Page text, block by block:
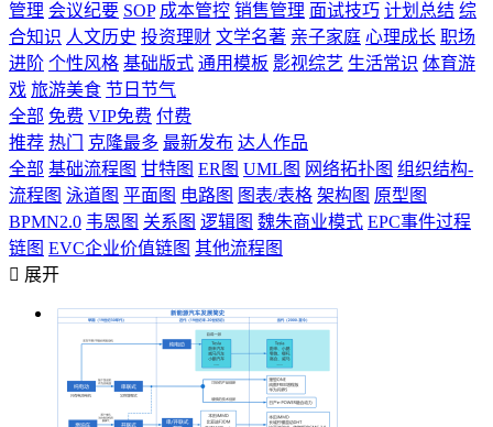
管理 会议纪要 SOP 成本管控 销售管理 面试技巧 计划总结 综
合知识 人文历史 投资理财 文学名著 亲子家庭 心理成长 职场
进阶 个性风格 基础版式 通用模板 影视综艺 生活常识 体育游
戏 旅游美食 节日节气
全部 免费 VIP免费 付费
推荐 热门 克隆最多 最新发布 达人作品
全部 基础流程图 甘特图 ER图 UML图 网络拓扑图 组织结构-
流程图 泳道图 平面图 电路图 图表/表格 架构图 原型图
BPMN2.0 韦恩图 关系图 逻辑图 魏朱商业模式 EPC事件过程
链图 EVC企业价值链图 其他流程图
 展开